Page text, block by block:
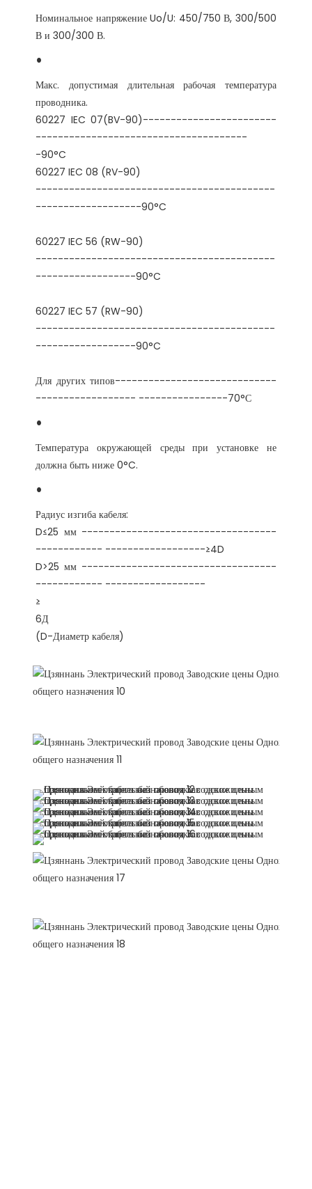
Номинальное напряжение Uo/U: 450/750 В, 300/500
Макс. допустимая длительная рабочая температура
проводника.
60227 IEC 07(BV-90)------------------------
--------------------------------------
-90°C
-------------------------------------------
-------------------------------------------
-------------------------------------------
Для других типов-----------------------------
Температура окружающей среды при установке не
Радиус изгиба кабеля:
D≤25 мм -----------------------------------
------------ ------------------≥4D
D>25 мм -----------------------------------
6Д